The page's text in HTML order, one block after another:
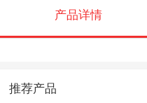
产品详情
推荐产品